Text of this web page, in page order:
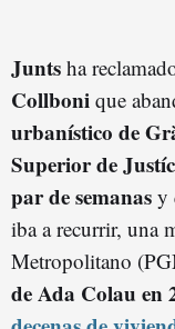
Junts ha
Collboni que
urbanístico de
Superior de
par de semanas y
iba a recurrir, una
Metropolitano
de Ada Colau en